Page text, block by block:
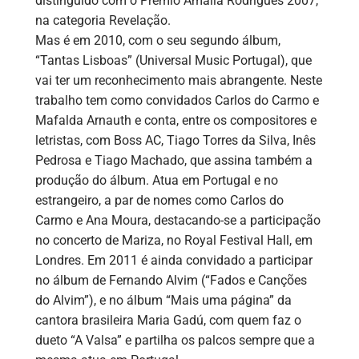
na categoria Revelação.
Mas é em 2010, com o seu segundo álbum,
“Tantas Lisboas” (Universal Music Portugal), que
vai ter um reconhecimento mais abrangente. Neste
trabalho tem como convidados Carlos do Carmo e
Mafalda Arnauth e conta, entre os compositores e
letristas, com Boss AC, Tiago Torres da Silva, Inês
Pedrosa e Tiago Machado, que assina também a
produção do álbum. Atua em Portugal e no
estrangeiro, a par de nomes como Carlos do
Carmo e Ana Moura, destacando-se a participação
no concerto de Mariza, no Royal Festival Hall, em
Londres. Em 2011 é ainda convidado a participar
no álbum de Fernando Alvim (“Fados e Canções
do Alvim”), e no álbum “Mais uma página” da
cantora brasileira Maria Gadú, com quem faz o
dueto “A Valsa” e partilha os palcos sempre que a